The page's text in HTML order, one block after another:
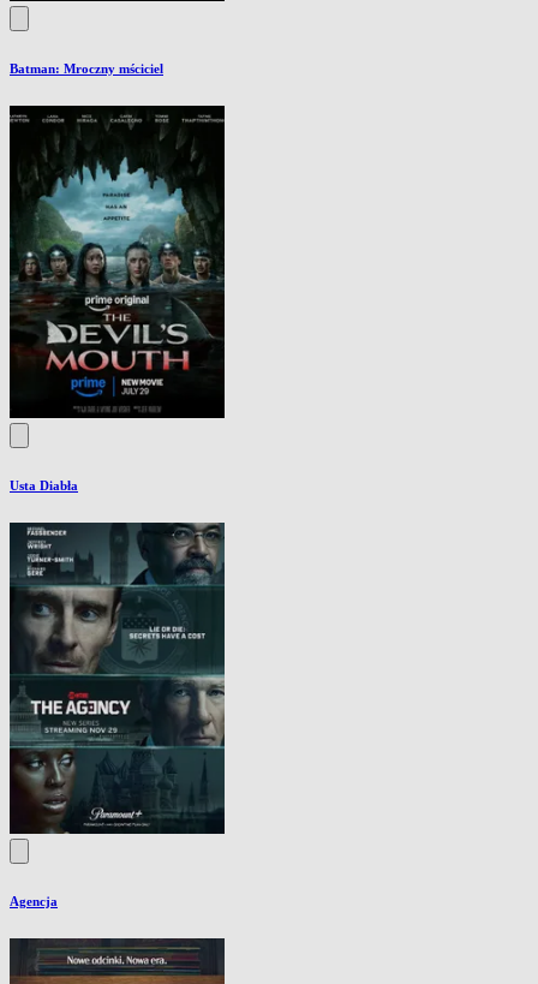
Batman: Mroczny mściciel
Usta Diabła
Agencja